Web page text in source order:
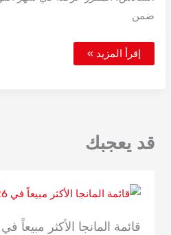
ضمن
أنمي
كينقدوم
إقرأ المزيد »
قد يعجبك